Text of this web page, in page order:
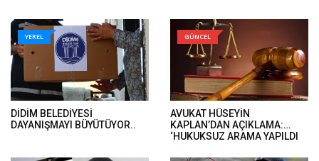
YEREL
DİDİM BELEDİYESİ
DAYANIŞMAYI BÜYÜTÜYOR..
GÜNCEL
AVUKAT HÜSEYİN
KAPLAN’DAN AÇIKLAMA:
‘HUKUKSUZ ARAMA YAPILDI
DOSYALARINA EL KONULDU’..